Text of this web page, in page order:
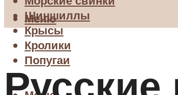
Шиншиллы
Крысы
Кролики
Попугаи
Меню